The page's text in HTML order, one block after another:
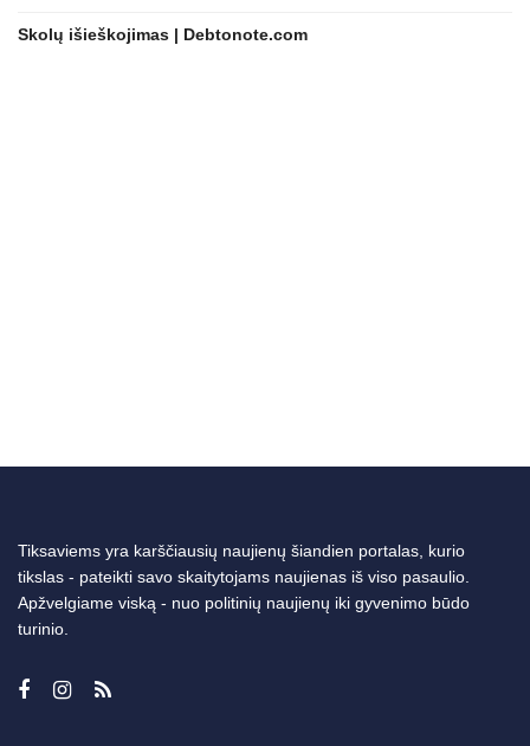
Skolų išieškojimas | Debtonote.com
Tiksaviems yra karščiausių naujienų šiandien portalas, kurio
tikslas - pateikti savo skaitytojams naujienas iš viso pasaulio.
Apžvelgiame viską - nuo politinių naujienų iki gyvenimo būdo
turinio.